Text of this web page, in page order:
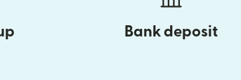
Bank deposit